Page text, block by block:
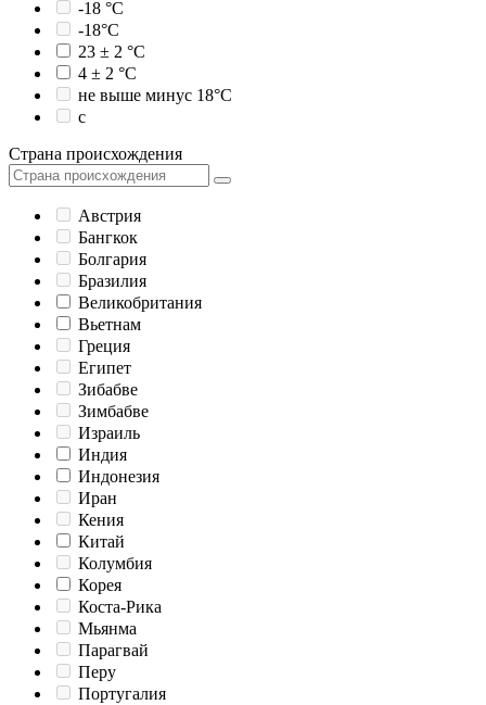
-18 °C
-18°C
23 ± 2 °C
4 ± 2 °C
не выше минус 18°С
с
Страна происхождения
Австрия
Бангкок
Болгария
Бразилия
Великобритания
Вьетнам
Греция
Египет
Зибабве
Зимбабве
Израиль
Индия
Индонезия
Иран
Кения
Китай
Колумбия
Корея
Коста-Рика
Мьянма
Парагвай
Перу
Португалия